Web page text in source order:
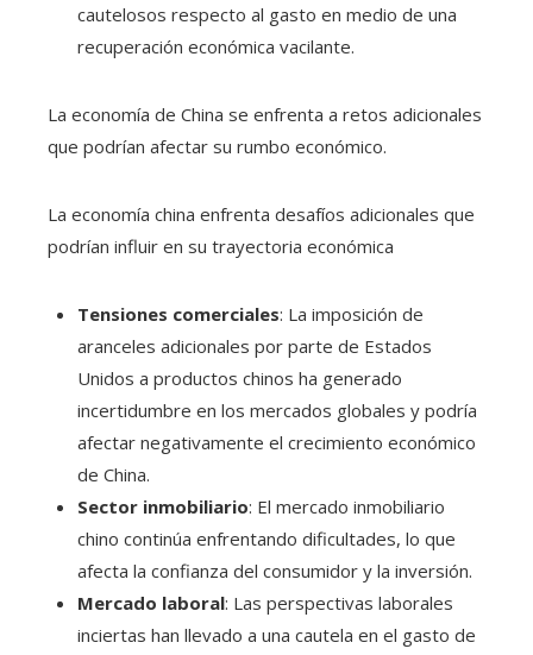
cautelosos respecto al gasto en medio de una
recuperación económica vacilante. ​
La economía de China se enfrenta a retos adicionales
que podrían afectar su rumbo económico.
La economía china enfrenta desafíos adicionales que
podrían influir en su trayectoria económica
Tensiones comerciales: La imposición de
aranceles adicionales por parte de Estados
Unidos a productos chinos ha generado
incertidumbre en los mercados globales y podría
afectar negativamente el crecimiento económico
de China. ​
Sector inmobiliario: El mercado inmobiliario
chino continúa enfrentando dificultades, lo que
afecta la confianza del consumidor y la inversión. ​
Mercado laboral: Las perspectivas laborales
inciertas han llevado a una cautela en el gasto de